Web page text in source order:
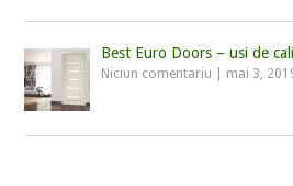
Best Euro Doors – usi de
Niciun comentariu mai 3,